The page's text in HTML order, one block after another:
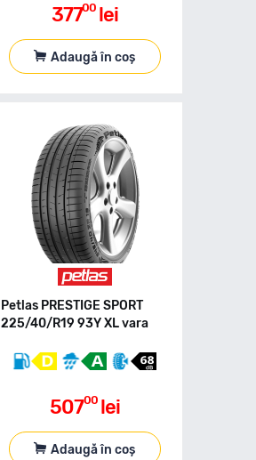
37700 lei
Adaugă în coș
Petlas PRESTIGE SPORT
225/40/R19 93Y XL vara
50700 lei
Adaugă în coș